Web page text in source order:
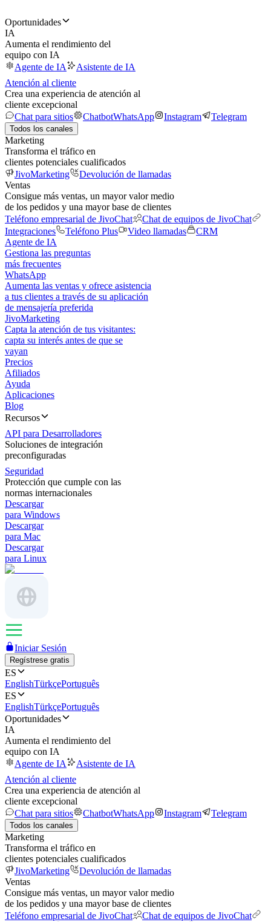
Oportunidades
IA
Aumenta el rendimiento del
equipo con IA
Agente de IA
Asistente de IA
Atención al cliente
Crea una experiencia de atención al
cliente excepcional
Chat para sitios
ChatbotWhatsApp Instagram Telegram
Todos los canales
Marketing
Transforma el tráfico en
clientes potenciales cualificados
JivoMarketing
Devolución de llamadas
Ventas
Consigue más ventas, un mayor valor medio
de los pedidos y una mayor base de clientes
Teléfono empresarial de JivoChat
Chat de equipos de JivoChat
Integraciones
Teléfono Plus Video llamadas
CRM
Agente de IA
Gestiona las preguntas
más frecuentes
WhatsApp
Aumenta las ventas y ofrece asistencia
a tus clientes a través de su aplicación
de mensajería preferida
JivoMarketing
Capta la atención de tus visitantes:
capta su interés antes de que se
vayan
Precios
Afiliados
Ayuda
Aplicaciones
Blog
Recursos
API para Desarrolladores
Soluciones de integración
preconfiguradas
Seguridad
Protección que cumple con las
normas internacionales
Descargar
para Windows
Descargar
para Mac
Descargar
para Linux
Iniciar Sesión
Regístrese gratis
ES
EnglishTürkçePortuguês
ES
EnglishTürkçePortuguês
Oportunidades
IA
Aumenta el rendimiento del
equipo con IA
Agente de IA
Asistente de IA
Atención al cliente
Crea una experiencia de atención al
cliente excepcional
Chat para sitios
ChatbotWhatsApp Instagram Telegram
Todos los canales
Marketing
Transforma el tráfico en
clientes potenciales cualificados
JivoMarketing
Devolución de llamadas
Ventas
Consigue más ventas, un mayor valor medio
de los pedidos y una mayor base de clientes
Teléfono empresarial de JivoChat
Chat de equipos de JivoChat